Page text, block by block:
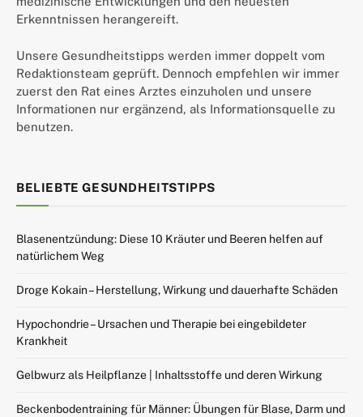
Erkenntnissen herangereift.
Unsere Gesundheitstipps werden immer doppelt vom
Redaktionsteam geprüft. Dennoch empfehlen wir immer
zuerst den Rat eines Arztes einzuholen und unsere
Informationen nur ergänzend, als Informationsquelle zu
benutzen.
BELIEBTE GESUNDHEITSTIPPS
Blasenentzündung: Diese 10 Kräuter und Beeren helfen auf
natürlichem Weg
Droge Kokain – Herstellung, Wirkung und dauerhafte Schäden
Hypochondrie – Ursachen und Therapie bei eingebildeter
Krankheit
Gelbwurz als Heilpflanze | Inhaltsstoffe und deren Wirkung
Beckenbodentraining für Männer: Übungen für Blase, Darm und